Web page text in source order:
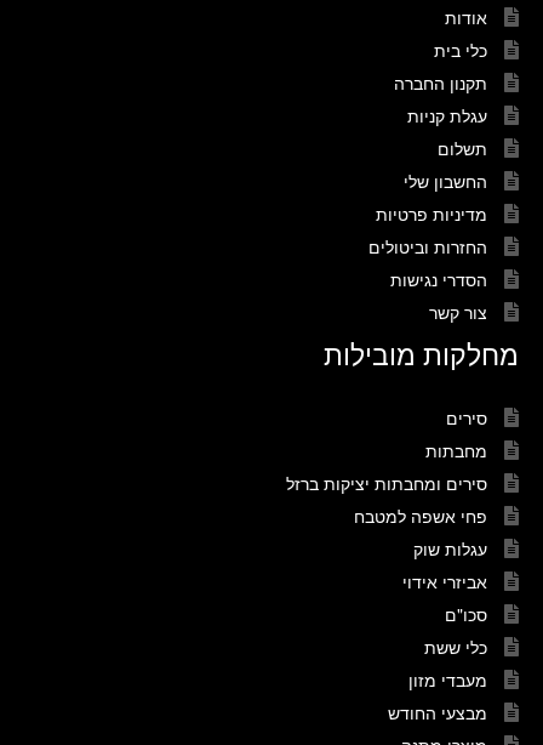
אודות
כלי בית
תקנון החברה
עגלת קניות
תשלום
החשבון שלי
מדיניות פרטיות
החזרות וביטולים
הסדרי נגישות
צור קשר
מחלקות מובילות
סירים
מחבתות
סירים ומחבתות יציקות ברזל
פחי אשפה למטבח
עגלות שוק
אביזרי אידוי
סכו"ם
כלי ששת
מעבדי מזון
מבצעי החודש